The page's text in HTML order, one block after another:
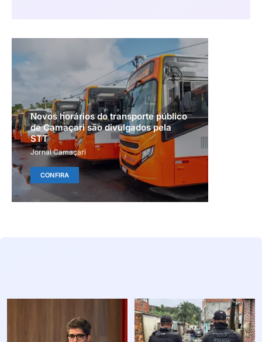
Novos horários do transporte público
de Camaçari são divulgados pela
STT
Jornal Camaçari
CONFIRA